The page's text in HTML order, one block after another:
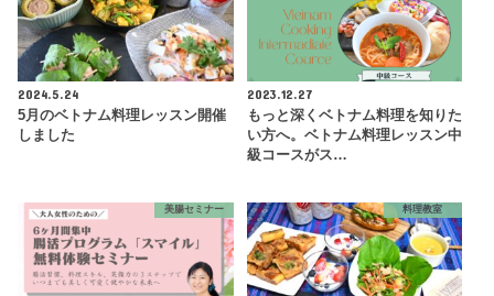
2024.5.24
5月のベトナム料理レッスン開催
しました
2023.12.27
もっと深くベトナム料理を知りた
い方へ。ベトナム料理レッスン中
級コースがス…
美腸セミナー 料理教室